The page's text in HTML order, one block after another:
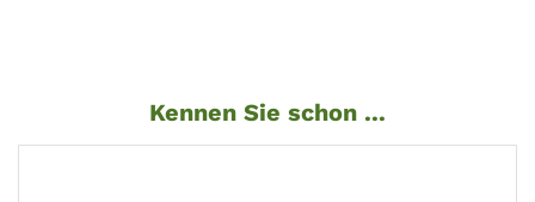
Kennen Sie schon ...